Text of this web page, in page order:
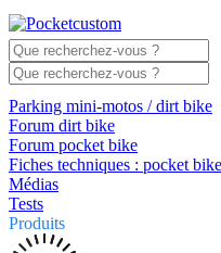
Parking mini-motos / dirt bike
Forum dirt bike
Forum pocket bike
Fiches techniques : pocket bike
Médias
Tests
Produits